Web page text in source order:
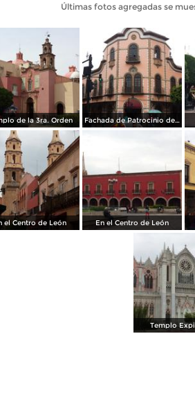
Últimas fotos agregadas se
de la 3ra. Orden Fachada de Patrocinio de María
el Centro de León En el Centro de León
Templo